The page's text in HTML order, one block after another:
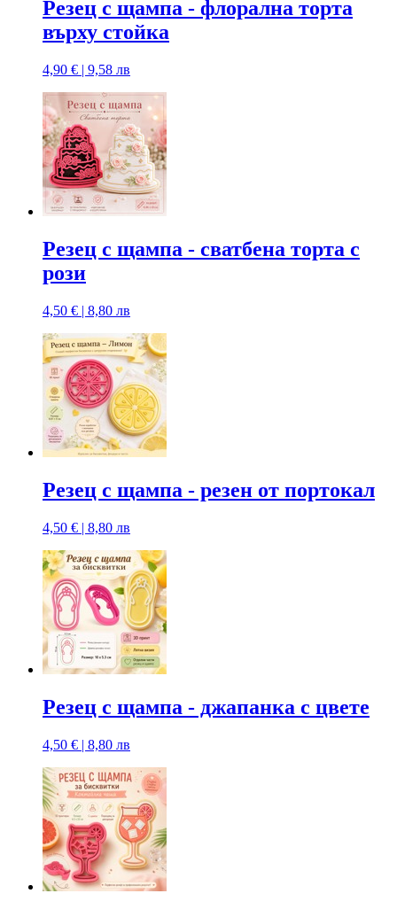
Резец с щампa - флорална торта
върху стойка
4,90 € | 9,58 лв
Резец с щампa - сватбена торта с
рози
4,50 € | 8,80 лв
Резец с щампa - резен от портокал
4,50 € | 8,80 лв
Резец с щампa - джапанка с цвете
4,50 € | 8,80 лв